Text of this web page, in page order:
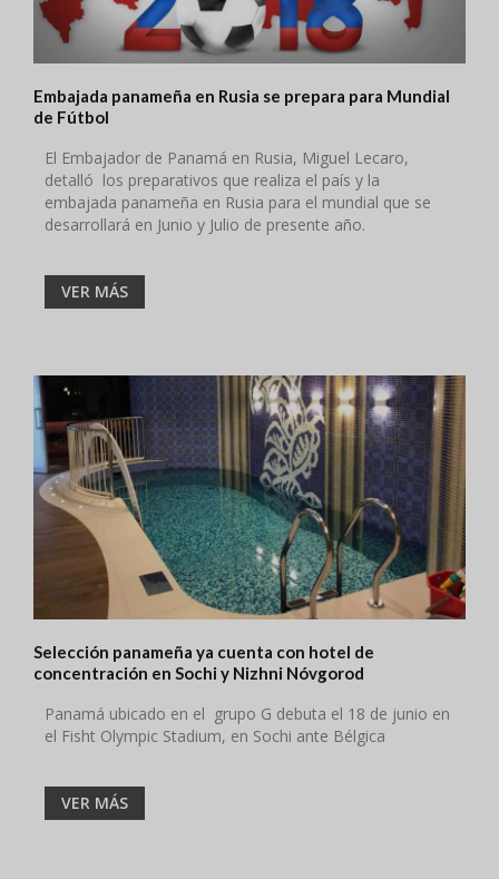
Embajada panameña en Rusia se prepara para Mundial
de Fútbol
El Embajador de Panamá en Rusia, Miguel Lecaro,
detalló los preparativos que realiza el país y la
embajada panameña en Rusia para el mundial que se
desarrollará en Junio y Julio de presente año.
VER MÁS
Selección panameña ya cuenta con hotel de
concentración en Sochi y Nizhni Nóvgorod
Panamá ubicado en el grupo G debuta el 18 de junio en
el Fisht Olympic Stadium, en Sochi ante Bélgica
VER MÁS